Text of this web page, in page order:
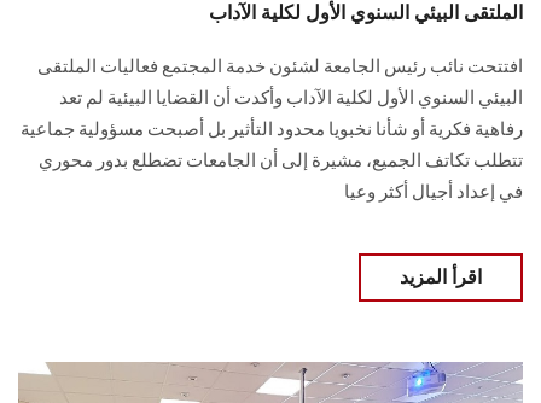
الملتقى البيئي السنوي الأول لكلية الآداب
افتتحت نائب رئيس الجامعة لشئون خدمة المجتمع فعاليات الملتقى
البيئي السنوي الأول لكلية الآداب وأكدت أن القضايا البيئية لم تعد
رفاهية فكرية أو شأنا نخبويا محدود التأثير بل أصبحت مسؤولية جماعية
تتطلب تكاتف الجميع، مشيرة إلى أن الجامعات تضطلع بدور محوري
في إعداد أجيال أكثر وعيا
اقرأ المزيد